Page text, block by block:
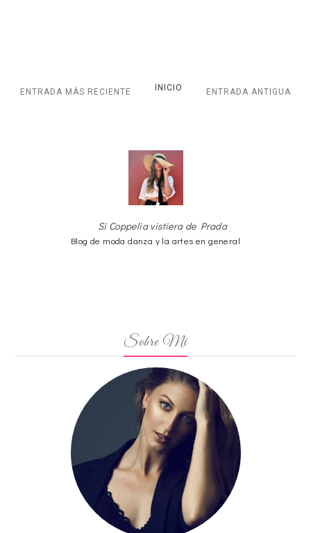
ENTRADA MÁS RECIENTE ENTRADA ANTIGUA
INICIO
Si Coppelia vistiera de Prada
Blog de moda danza y la artes en general
Sobre Mi